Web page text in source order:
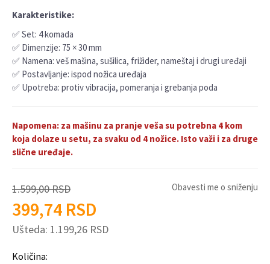
Karakteristike:
✅ Set: 4 komada
✅ Dimenzije: 75 × 30 mm
✅ Namena: veš mašina, sušilica, frižider, nameštaj i drugi uređaji
✅ Postavljanje: ispod nožica uređaja
✅ Upotreba: protiv vibracija, pomeranja i grebanja poda
Napomena: za mašinu za pranje veša su potrebna 4 kom
koja dolaze u setu, za svaku od 4 nožice. Isto važi i za druge
slične uređaje.
1.599,00RSD
399,74 RSD
Ušteda: 1.199,26 RSD
Obavesti me o sniženju
Količina: